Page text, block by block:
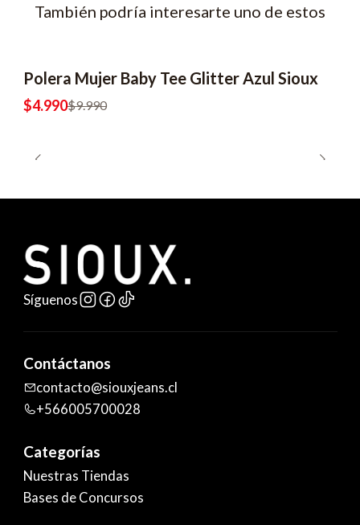
También podría interesarte uno de estos
-50% OFF
2x6990
Polera Mujer Baby Tee Glitter Azul Sioux
$4.990$9.990
Síguenos
Contáctanos
contacto@siouxjeans.cl
+566005700028
Categorías
Nuestras Tiendas
Bases de Concursos